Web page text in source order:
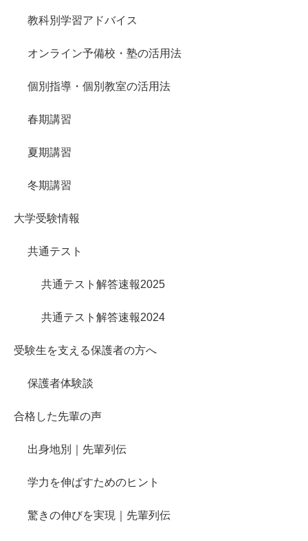
教科別学習アドバイス
オンライン予備校・塾の活用法
個別指導・個別教室の活用法
春期講習
夏期講習
冬期講習
大学受験情報
共通テスト
共通テスト解答速報2025
共通テスト解答速報2024
受験生を支える保護者の方へ
保護者体験談
合格した先輩の声
出身地別｜先輩列伝
学力を伸ばすためのヒント
驚きの伸びを実現｜先輩列伝